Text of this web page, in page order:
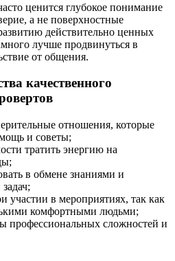
ценится глубокое понимание
а не поверхностные
действительно ценных
лучше продвинуться в
от общения.
качественного
отношения, которые
и советы;
тратить энергию на
в обмене знаниями и
участии в мероприятиях, так как
комфортными людьми;
профессиональных сложностей и